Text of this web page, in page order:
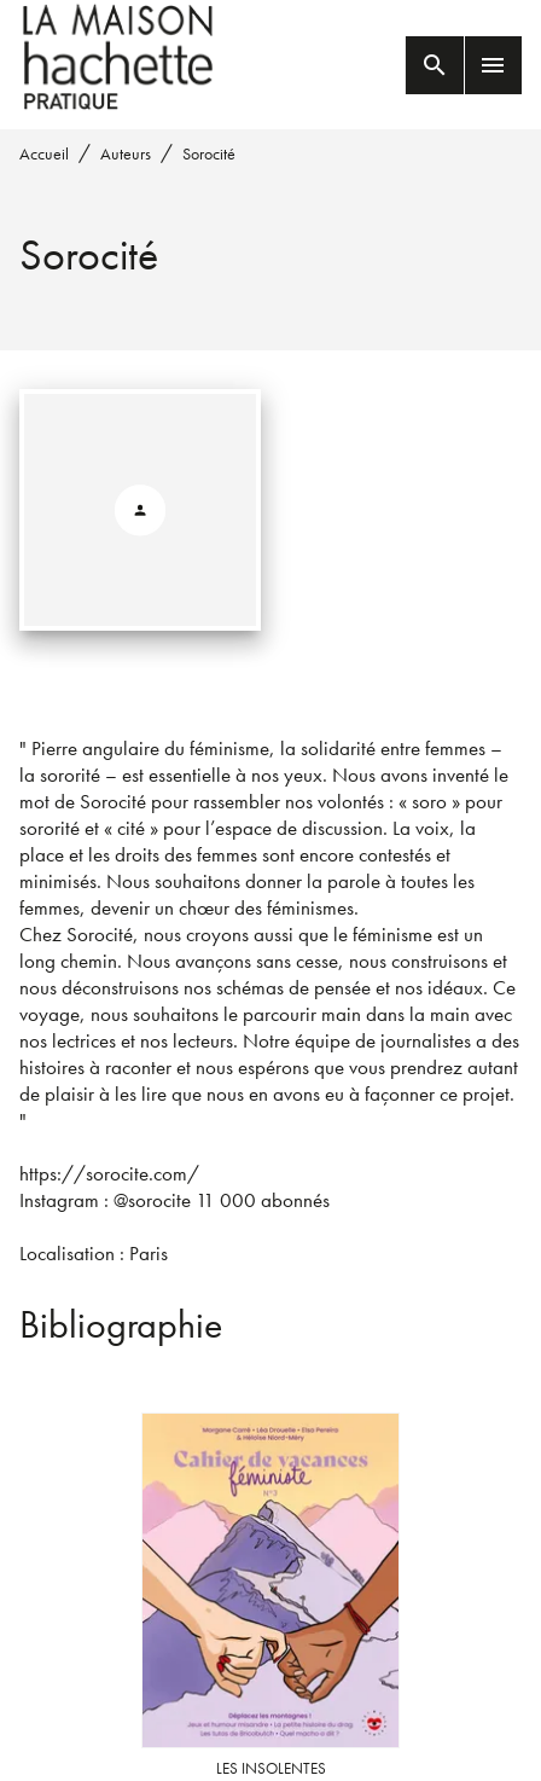
MENU RECHERCHE
PIED DE PAGE
search menu
Accueil / Auteurs / Sorocité
Sorocité
" Pierre angulaire du féminisme, la solidarité entre femmes –
la sororité – est essentielle à nos yeux. Nous avons inventé le
mot de Sorocité pour rassembler nos volontés : « soro » pour
sororité et « cité » pour l’espace de discussion. La voix, la
place et les droits des femmes sont encore contestés et
minimisés. Nous souhaitons donner la parole à toutes les
femmes, devenir un chœur des féminismes.
Chez Sorocité, nous croyons aussi que le féminisme est un
long chemin. Nous avançons sans cesse, nous construisons et
nous déconstruisons nos schémas de pensée et nos idéaux. Ce
voyage, nous souhaitons le parcourir main dans la main avec
nos lectrices et nos lecteurs. Notre équipe de journalistes a des
histoires à raconter et nous espérons que vous prendrez autant
de plaisir à les lire que nous en avons eu à façonner ce projet.
"
https://sorocite.com/
Instagram : @sorocite 11 000 abonnés
Localisation : Paris
Bibliographie
LES INSOLENTES